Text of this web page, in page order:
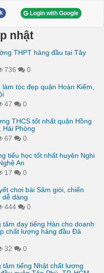
Login with Google
nhật
THPT hàng đầu tại Tây
736
0
làm tóc đẹp quận Hoàn Kiếm,
47
0
THCS tốt nhất quận Hồng
Hải Phòng
67
0
tiểu học tốt nhất huyện Nghi
An
17
0
chơi bài Sâm giỏi, chiến
dễ dàng
444
0
tâm dạy tiếng Hàn cho doanh
chất lượng hàng đầu Đà
32
0
tâm tiếng Nhật chất lượng